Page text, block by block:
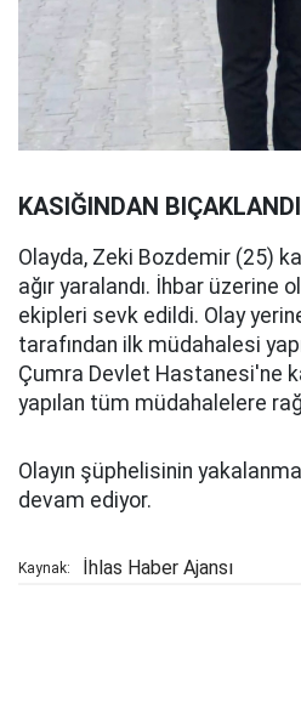
KASIĞINDAN BIÇAKLANDI
Olayda, Zeki Bozdemir (25)
ağır yaralandı. İhbar üzerine
ekipleri sevk edildi. Olay
tarafından ilk müdahalesi
Çumra Devlet Hastanesi'ne
yapılan tüm müdahalelere
Olayın şüphelisinin
devam ediyor.
Kaynak: İhlas Haber Ajansı